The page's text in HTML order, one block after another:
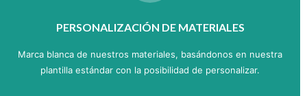
PERSONALIZACIÓN DE MATERIALES
Marca blanca de nuestros materiales, basándonos en nuestra
plantilla estándar con la posibilidad de personalizar.